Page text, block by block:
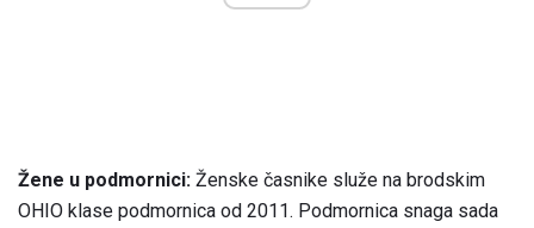
Žene u podmornici: Ženske časnike služe na brodskim
OHIO klase podmornica od 2011. Podmornica snaga sada